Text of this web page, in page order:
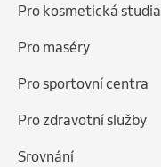
Pro kosmetická studia
Pro maséry
Pro sportovní centra
Pro zdravotní služby
Srovnání